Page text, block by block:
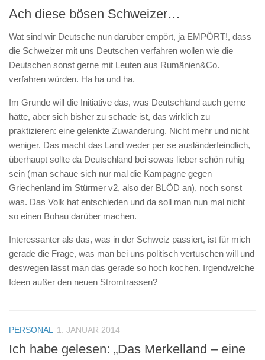
Ach diese bösen Schweizer…
Wat sind wir Deutsche nun darüber empört, ja EMPÖRT!, dass
die Schweizer mit uns Deutschen verfahren wollen wie die
Deutschen sonst gerne mit Leuten aus Rumänien&Co.
verfahren würden. Ha ha und ha.
Im Grunde will die Initiative das, was Deutschland auch gerne
hätte, aber sich bisher zu schade ist, das wirklich zu
praktizieren: eine gelenkte Zuwanderung. Nicht mehr und nicht
weniger. Das macht das Land weder per se ausländerfeindlich,
überhaupt sollte da Deutschland bei sowas lieber schön ruhig
sein (man schaue sich nur mal die Kampagne gegen
Griechenland im Stürmer v2, also der BLÖD an), noch sonst
was. Das Volk hat entschieden und da soll man nun mal nicht
so einen Bohau darüber machen.
Interessanter als das, was in der Schweiz passiert, ist für mich
gerade die Frage, was man bei uns politisch vertuschen will und
deswegen lässt man das gerade so hoch kochen. Irgendwelche
Ideen außer den neuen Stromtrassen?
PERSONAL 1. JANUAR 2014
Ich habe gelesen: „Das Merkelland – eine